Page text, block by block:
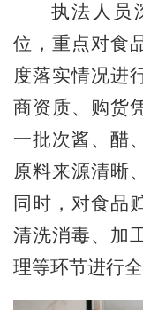
执法人员
位，重点对食
度落实情况进
商资质、购货
一批次酱、醋
原料来源清晰
同时，对食品
清洗消毒、加
理等环节进行